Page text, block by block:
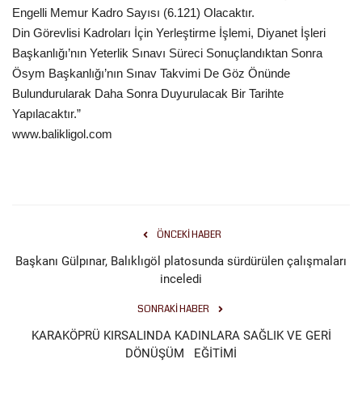
Engelli Memur Kadro Sayısı (6.121) Olacaktır.
Din Görevlisi Kadroları İçin Yerleştirme İşlemi, Diyanet İşleri
Başkanlığı’nın Yeterlik Sınavı Süreci Sonuçlandıktan Sonra
Ösym Başkanlığı’nın Sınav Takvimi De Göz Önünde
Bulundurularak Daha Sonra Duyurulacak Bir Tarihte
Yapılacaktır.”
www.balikligol.com
ÖNCEKI HABER
Başkanı Gülpınar, Balıklıgöl platosunda sürdürülen çalışmaları
inceledi
SONRAKI HABER
KARAKÖPRÜ KIRSALINDA KADINLARA SAĞLIK VE GERİ
DÖNÜŞÜM EĞİTİMİ